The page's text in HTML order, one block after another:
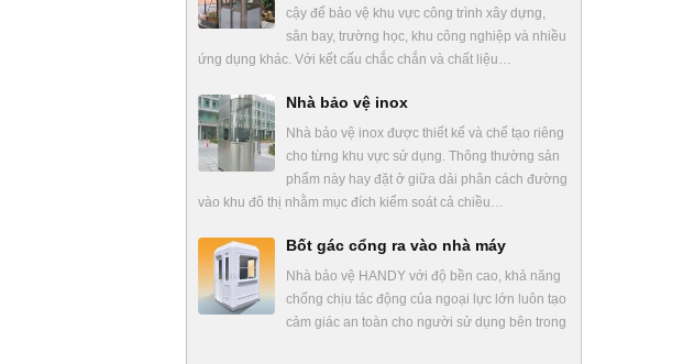
cậy để bảo vệ khu vực công trình xây dựng,
sân bay, trường học, khu công nghiệp và nhiều
ứng dụng khác. Với kết cấu chắc chắn và chất liệu…
Nhà bảo vệ inox
Nhà bảo vệ inox được thiết kế và chế tạo riêng
cho từng khu vực sử dụng. Thông thường sản
phẩm này hay đặt ở giữa dải phân cách đường
vào khu đô thị nhằm mục đích kiểm soát cả chiều…
Bốt gác cổng ra vào nhà máy
Nhà bảo vệ HANDY với độ bền cao, khả năng
chống chịu tác động của ngoại lực lớn luôn tạo
cảm giác an toàn cho người sử dụng bên trong